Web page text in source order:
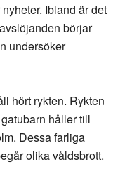
Ibland är det
börjar
undersöker
hört rykten. Rykten
håller till
Dessa farliga
olika våldsbrott.